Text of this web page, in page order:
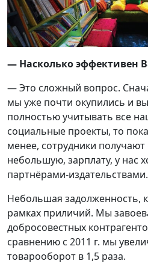
— Насколько эффективен
— Это сложный вопрос.
мы уже почти окупились и
полностью учитывать все
социальные проекты, то
менее, сотрудники
небольшую, зарплату, у нас
партнёрами-издательствами.
Небольшая задолженность,
рамках приличий. Мы
добросовестных
сравнению с 2011 г. мы
товарооборот в 1,5 раза.